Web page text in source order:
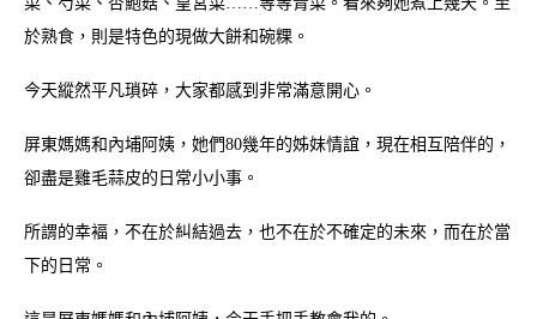
於熟食，則是特色的現做大餅和碗粿。
今天縱然平凡瑣碎，大家都感到非常滿意開心。
屏東媽媽和內埔阿姨，她們80幾年的姊妹情誼，現在相互陪伴的，
卻盡是雞毛蒜皮的日常小小事。
所謂的幸褔，不在於糾結過去，也不在於不確定的未來，而在於當
下的日常。